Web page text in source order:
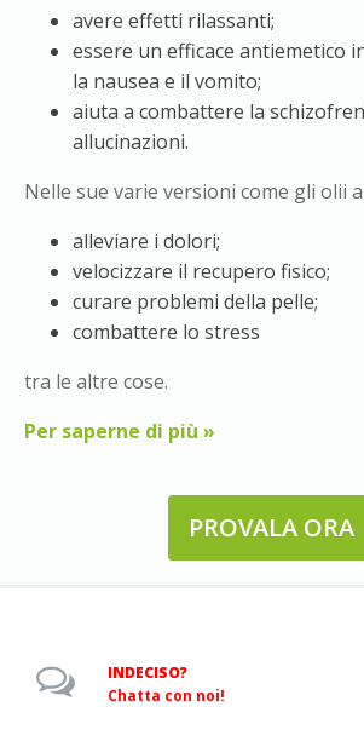
avere effetti rilassanti;
essere un efficace antiemetico
la nausea e il vomito;
aiuta a combattere la
allucinazioni.
Nelle sue varie versioni come gli olii
alleviare i dolori;
velocizzare il recupero fisico;
curare problemi della pelle;
combattere lo stress
tra le altre cose.
Per saperne di più »
PROVALA ORA
INDECISO?
Chatta con noi!